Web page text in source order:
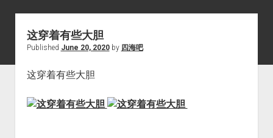
这穿着有些大胆 ​​​​
Published June 20, 2020by 四海吧
这穿着有些大胆 ​​​​